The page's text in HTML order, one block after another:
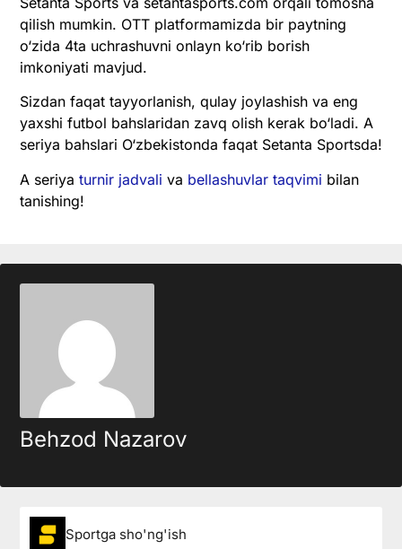
qilish mumkin. OTT platformamizda bir paytning
o‘zida 4ta uchrashuvni onlayn ko‘rib borish
imkoniyati mavjud.
Sizdan faqat tayyorlanish, qulay joylashish va eng
yaxshi futbol bahslaridan zavq olish kerak bo‘ladi. A
seriya bahslari O‘zbekistonda faqat Setanta Sportsda!
A seriya turnir jadvali va bellashuvlar taqvimi bilan
tanishing!
Behzod Nazarov
Sportga sho'ng'ish